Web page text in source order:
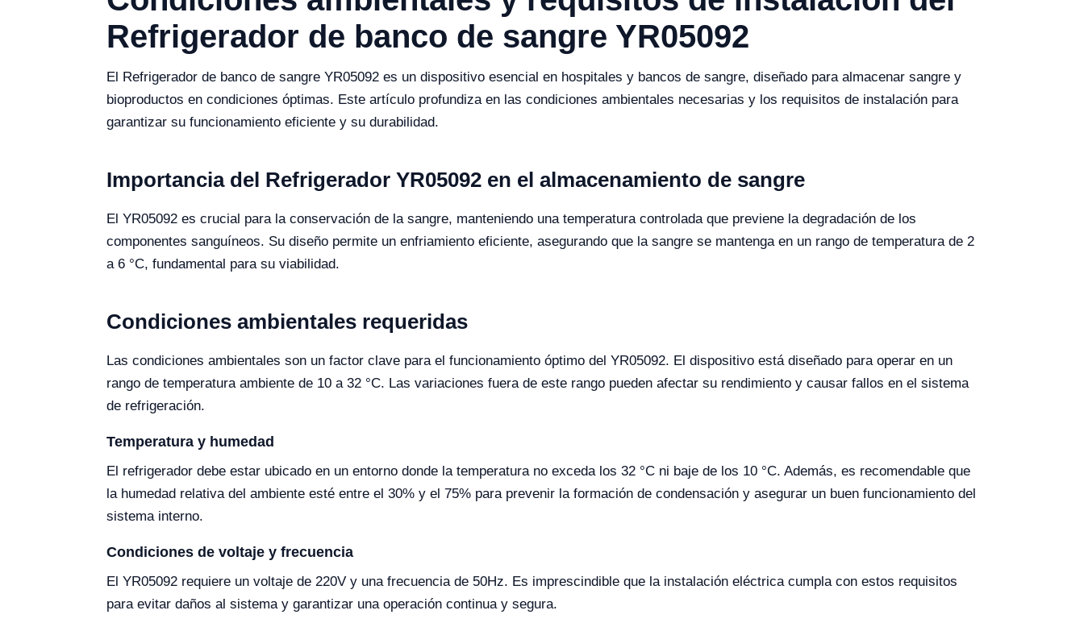
Refrigerador de banco de sangre YR05092
El Refrigerador de banco de sangre YR05092 es un dispositivo esencial en hospitales y bancos de sangre, diseñado para almacenar sangre y
bioproductos en condiciones óptimas. Este artículo profundiza en las condiciones ambientales necesarias y los requisitos de instalación para
garantizar su funcionamiento eficiente y su durabilidad.
Importancia del Refrigerador YR05092 en el almacenamiento de sangre
El YR05092 es crucial para la conservación de la sangre, manteniendo una temperatura controlada que previene la degradación de los
componentes sanguíneos. Su diseño permite un enfriamiento eficiente, asegurando que la sangre se mantenga en un rango de temperatura de 2
a 6 °C, fundamental para su viabilidad.
Condiciones ambientales requeridas
Las condiciones ambientales son un factor clave para el funcionamiento óptimo del YR05092. El dispositivo está diseñado para operar en un
rango de temperatura ambiente de 10 a 32 °C. Las variaciones fuera de este rango pueden afectar su rendimiento y causar fallos en el sistema
de refrigeración.
Temperatura y humedad
El refrigerador debe estar ubicado en un entorno donde la temperatura no exceda los 32 °C ni baje de los 10 °C. Además, es recomendable que
la humedad relativa del ambiente esté entre el 30% y el 75% para prevenir la formación de condensación y asegurar un buen funcionamiento del
sistema interno.
Condiciones de voltaje y frecuencia
El YR05092 requiere un voltaje de 220V y una frecuencia de 50Hz. Es imprescindible que la instalación eléctrica cumpla con estos requisitos
para evitar daños al sistema y garantizar una operación continua y segura.